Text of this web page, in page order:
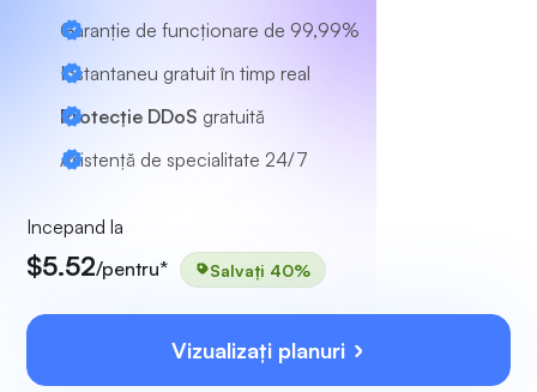
Garanție de funcționare de 99,99%
Instantaneu gratuit în timp real
Protecție DDoS gratuită
Asistență de specialitate 24/7
Incepand la
$5.52/pentru* Salvați 40%
Vizualizați planuri